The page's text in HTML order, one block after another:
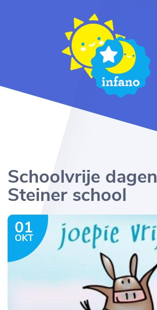
Schoolvrije dagen
Steiner school
01
OKT